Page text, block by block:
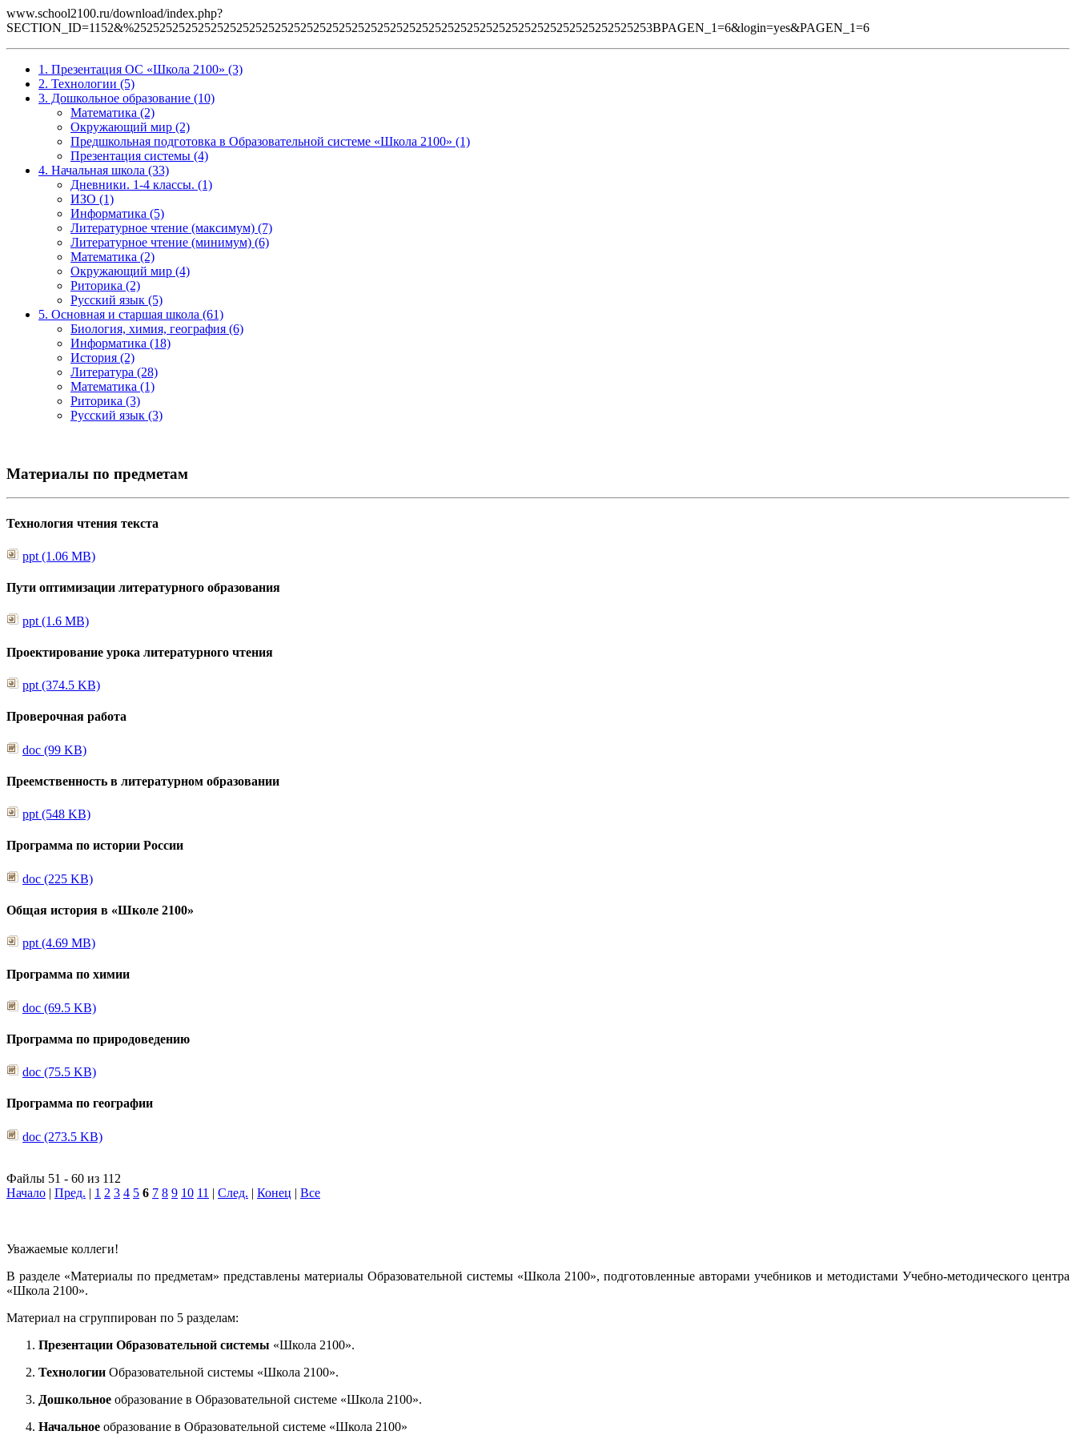
www.school2100.ru/download/index.php?
SECTION_ID=1152&%252525252525252525252525252525252525252525252525252525252525252525252525252525253BPAGEN_1=6&login=yes&PAGEN_1=6
1. Презентация ОС «Школа 2100» (3)
2. Технологии (5)
3. Дошкольное образование (10)
Математика (2)
Окружающий мир (2)
Предшкольная подготовка в Образовательной системе «Школа 2100» (1)
Презентация системы (4)
4. Начальная школа (33)
Дневники. 1-4 классы. (1)
ИЗО (1)
Информатика (5)
Литературное чтение (максимум) (7)
Литературное чтение (минимум) (6)
Математика (2)
Окружающий мир (4)
Риторика (2)
Русский язык (5)
5. Основная и старшая школа (61)
Биология, химия, география (6)
Информатика (18)
История (2)
Литература (28)
Математика (1)
Риторика (3)
Русский язык (3)
Материалы по предметам
Технология чтения текста
ppt (1.06 MB)
Пути оптимизации литературного образования
ppt (1.6 MB)
Проектирование урока литературного чтения
ppt (374.5 KB)
Проверочная работа
doc (99 KB)
Преемственность в литературном образовании
ppt (548 KB)
Программа по истории России
doc (225 KB)
Общая история в «Школе 2100»
ppt (4.69 MB)
Программа по химии
doc (69.5 KB)
Программа по природоведению
doc (75.5 KB)
Программа по географии
doc (273.5 KB)
Файлы 51 - 60 из 112
Начало | Пред. | 1 2 3 4 5 6 7 8 9 10 11 | След. | Конец | Все
Уважаемые коллеги!
В разделе «Материалы по предметам» представлены материалы Образовательной системы «Школа 2100», подготовленные авторами учебников и методистами Учебно-методического центра
«Школа 2100».
Материал на сгруппирован по 5 разделам:
Презентации Образовательной системы «Школа 2100».
Технологии Образовательной системы «Школа 2100».
Дошкольное образование в Образовательной системе «Школа 2100».
Начальное образование в Образовательной системе «Школа 2100»